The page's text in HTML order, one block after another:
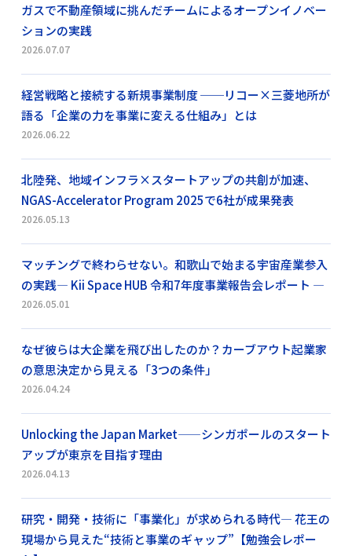
ガスで不動産領域に挑んだチームによるオープンイノベー
ションの実践
2026.07.07
経営戦略と接続する新規事業制度 ──リコー×三菱地所が
語る「企業の力を事業に変える仕組み」とは
2026.06.22
北陸発、地域インフラ×スタートアップの共創が加速、
NGAS-Accelerator Program 2025で6社が成果発表
2026.05.13
マッチングで終わらせない。和歌山で始まる宇宙産業参入
の実践― Kii Space HUB 令和7年度事業報告会レポート ―
2026.05.01
なぜ彼らは大企業を飛び出したのか？カーブアウト起業家
の意思決定から見える「3つの条件」
2026.04.24
Unlocking the Japan Market——シンガポールのスタート
アップが東京を目指す理由
2026.04.13
研究・開発・技術に「事業化」が求められる時代― 花王の
現場から見えた“技術と事業のギャップ”【勉強会レポー